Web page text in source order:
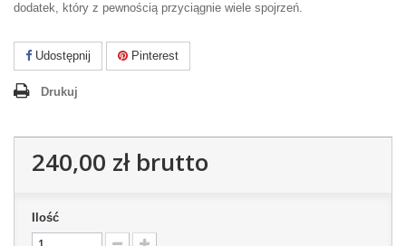
dodatek, który z pewnością przyciągnie wiele spojrzeń.
Udostępnij Pinterest
Drukuj
240,00 złbrutto
Ilość